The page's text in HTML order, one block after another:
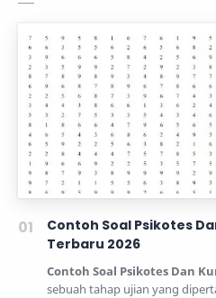
Contoh Soal Psikotes
Terbaru 2026
Contoh Soal Psikotes Dan
sebuah tahap ujian yang